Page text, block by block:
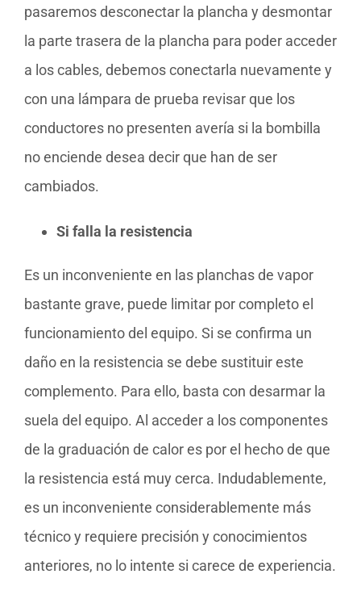
pasaremos desconectar la plancha y desmontar
la parte trasera de la plancha para poder acceder
a los cables, debemos conectarla nuevamente y
con una lámpara de prueba revisar que los
conductores no presenten avería si la bombilla
no enciende desea decir que han de ser
cambiados.
Si falla la resistencia
Es un inconveniente en las planchas de vapor
bastante grave, puede limitar por completo el
funcionamiento del equipo. Si se confirma un
daño en la resistencia se debe sustituir este
complemento. Para ello, basta con desarmar la
suela del equipo. Al acceder a los componentes
de la graduación de calor es por el hecho de que
la resistencia está muy cerca. Indudablemente,
es un inconveniente considerablemente más
técnico y requiere precisión y conocimientos
anteriores, no lo intente si carece de experiencia.